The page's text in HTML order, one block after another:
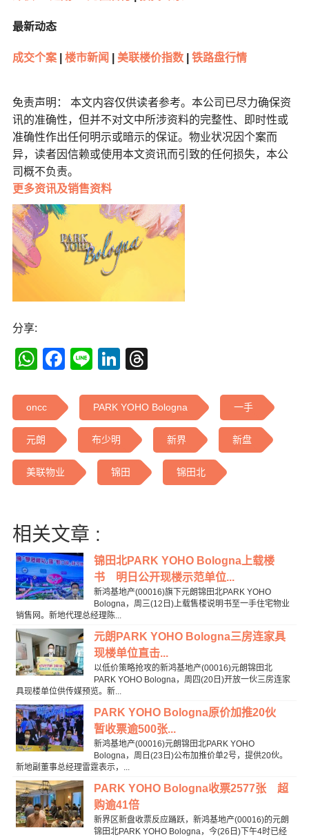
最新动态
成交个案| 楼市新闻 美联楼价指数| 铁路盘行情
免责声明： 本文内容仅供读者参考。本公司已尽力确保资
讯的准确性，但并不对文中所涉资料的完整性、即时性或
准确性作出任何明示或暗示的保证。物业状况因个案而
异，读者因信赖或使用本文资讯而引致的任何损失，本公
司概不负责。
更多资讯及销售资料
分享:
WhatsApp
Facebook
LineLinkedIn
oncc PARK YOHO Bologna 一手
元朗 布少明 新界 新盘
美联物业 锦田 锦田北
相关文章 :
锦田北PARK YOHO Bologna上载楼
书 明日公开现楼示范单位...
新鸿基地产(00016)旗下元朗锦田北PARK YOHO
Bologna，周三(12日)上载售楼说明书至一手住宅物业
销售网。新地代理总经理陈...
元朗PARK YOHO Bologna三房连家具
现楼单位直击...
以低价策略抢攻的新鸿基地产(00016)元朗锦田北
PARK YOHO Bologna，周四(20日)开放一伙三房连家
具现楼单位供传媒预览。新...
PARK YOHO Bologna原价加推20伙
暂收票逾500张...
新鸿基地产(00016)元朗锦田北PARK YOHO
Bologna，周日(23日)公布加推价单2号，提供20伙。
新地副董事总经理雷霆表示，...
PARK YOHO Bologna收票2577张 超
购逾41倍
新界区新盘收票反应踊跃，新鸿基地产(00016)的元朗
锦田北PARK YOHO Bologna，今(26日)下午4时已经